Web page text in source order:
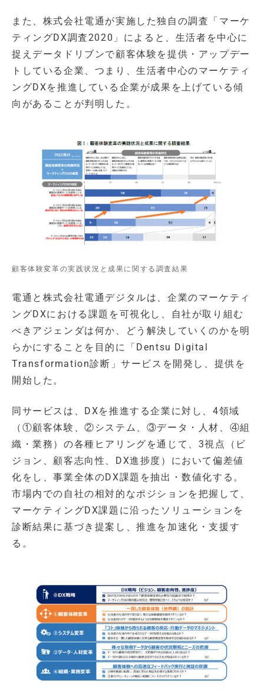
また、株式会社電通が実施した独自の調査「マーケ
ティングDX調査2020」によると、生活者を中心に
捉えデータドリブンで顧客体験を提供・アップデー
トしている企業、つまり、生活者中心のマーケティ
ングDXを推進している企業が成果を上げている傾
向があることが判明した。
顧客体験変革の実践状況と成果に関する調査結果
電通と株式会社電通デジタルは、企業のマーケティ
ングDXにおける課題を可視化し、自社が取り組む
べきアジェンダは何か、どう解決していくのかを明
らかにすることを目的に「Dentsu Digital
Transformation診断」サービスを開発し、提供を
開始した。
同サービスは、DXを推進する企業に対し、4領域
（①顧客体験、②システム、③データ・人材、④組
織・業務）の各種ヒアリングを通じて、3視点（ビ
ジョン、顧客志向性、DX進捗度）において偏差値
化をし、事業全体のDX課題を抽出・数値化する。
市場内での自社の相対的なポジションを把握して、
マーケティングDX課題に沿ったソリューションを
診断結果に基づき提案し、推進を加速化・支援す
る。